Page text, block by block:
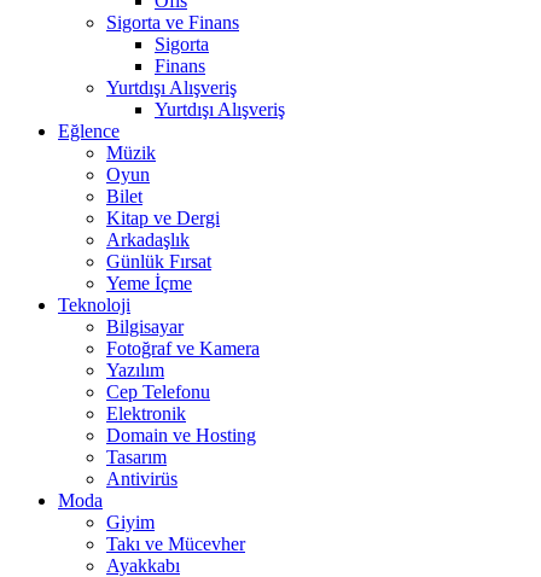
Sigorta ve Finans
Sigorta
Finans
Yurtdışı Alışveriş
Yurtdışı Alışveriş
Eğlence
Müzik
Oyun
Bilet
Kitap ve Dergi
Arkadaşlık
Günlük Fırsat
Yeme İçme
Teknoloji
Bilgisayar
Fotoğraf ve Kamera
Yazılım
Cep Telefonu
Elektronik
Domain ve Hosting
Tasarım
Antivirüs
Moda
Giyim
Takı ve Mücevher
Ayakkabı